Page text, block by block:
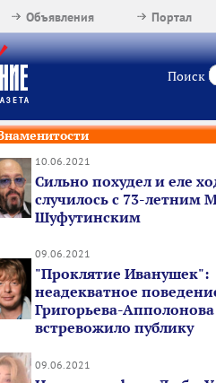
Портал
Объявления
Поиск
10.06.2021
Сильно похудел и еле
случилось с 73-летним
Шуфутинским
09.06.2021
"Проклятие Иванушек":
неадекватное
Григорьева-Апполонова
встревожило публику
09.06.2021